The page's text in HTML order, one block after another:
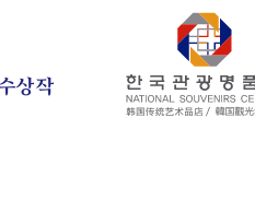
상작